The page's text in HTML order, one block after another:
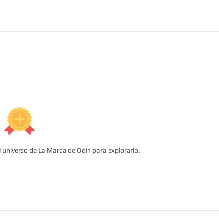
de La Marca de Odín para explorarlo.